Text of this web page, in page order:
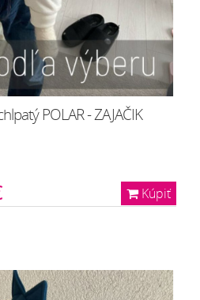
POLAR - ZAJAČIK
Kúpiť